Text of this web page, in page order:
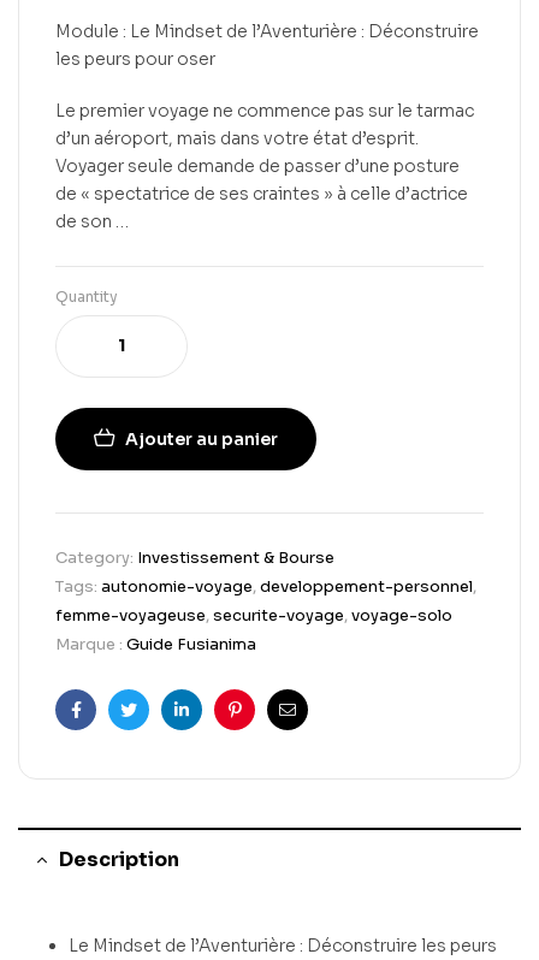
Module : Le Mindset de l’Aventurière : Déconstruire
les peurs pour oser
Le premier voyage ne commence pas sur le tarmac
d’un aéroport, mais dans votre état d’esprit.
Voyager seule demande de passer d’une posture
de « spectatrice de ses craintes » à celle d’actrice
de son …
Quantity
Ajouter au panier
Category: Investissement & Bourse
Tags: autonomie-voyage,developpement-personnel,
femme-voyageuse,securite-voyage,voyage-solo
Marque : Guide Fusianima
FacebookTwitterLinkedinPinterestEmail
Description
Le Mindset de l’Aventurière : Déconstruire les peurs